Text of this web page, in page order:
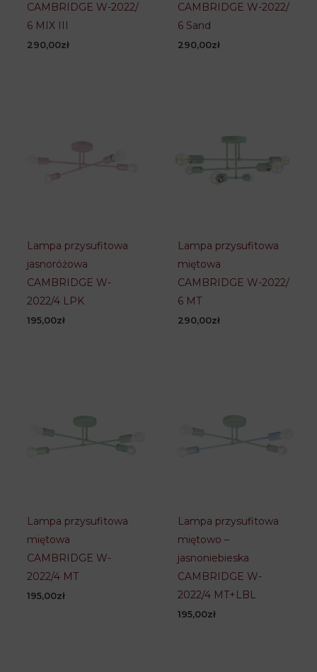
CAMBRIDGE W-2022/
6 MIX III
290,00zł
CAMBRIDGE W-2022/
6 Sand
290,00zł
Lampa przysufitowa
jasnoróżowa
CAMBRIDGE W-
2022/4 LPK
195,00zł
Lampa przysufitowa
miętowa
CAMBRIDGE W-2022/
6 MT
290,00zł
Lampa przysufitowa
miętowa
CAMBRIDGE W-
2022/4 MT
195,00zł
Lampa przysufitowa
miętowo –
jasnoniebieska
CAMBRIDGE W-
2022/4 MT+LBL
195,00zł